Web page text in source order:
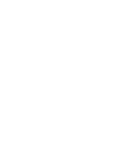
szkła lub wysokiej
chronią składniki przed